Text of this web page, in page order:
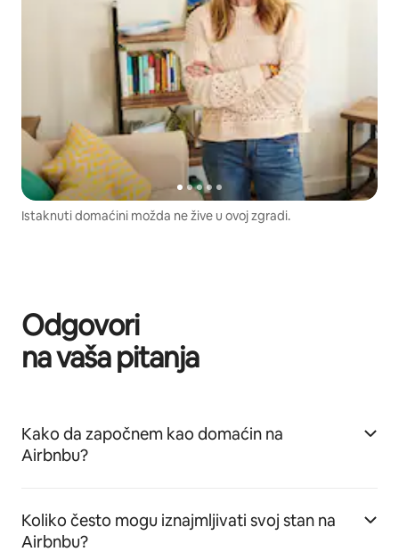
Istaknuti domaćini možda ne žive u ovoj zgradi.
Odgovori
na vaša pitanja
Kako da započnem kao domaćin na
Airbnbu?
Koliko često mogu iznajmljivati svoj stan na
Airbnbu?